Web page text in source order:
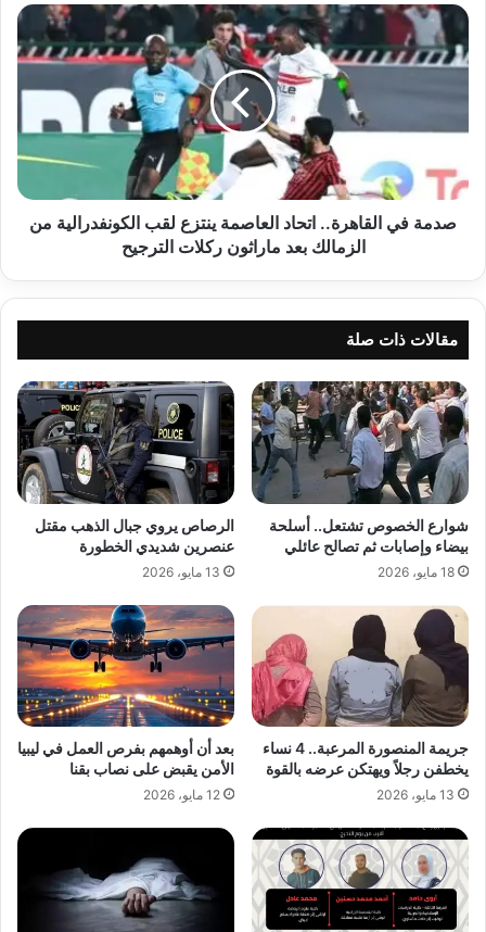
صدمة
القاهرة..
ينتزع
الكونفدرالية
من
الزمالك
صدمة في القاهرة.. اتحاد العاصمة ينتزع لقب الكونفدرالية من
الزمالك بعد ماراثون ركلات الترجيح
مقالات ذات صلة
شوارع الخصوص تشتعل.. أسلحة
بيضاء وإصابات ثم تصالح عائلي
18 مايو، 2026
الرصاص يروي جبال الذهب مقتل
عنصرين شديدي الخطورة
13 مايو، 2026
جريمة المنصورة المرعبة.. 4 نساء
يخطفن رجلاً ويهتكن عرضه بالقوة
13 مايو، 2026
بعد أن أوهمهم بفرص العمل في ليبيا
الأمن يقبض على نصاب بقنا
12 مايو، 2026